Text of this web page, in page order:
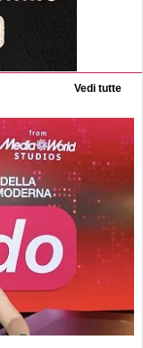
Vedi tutte